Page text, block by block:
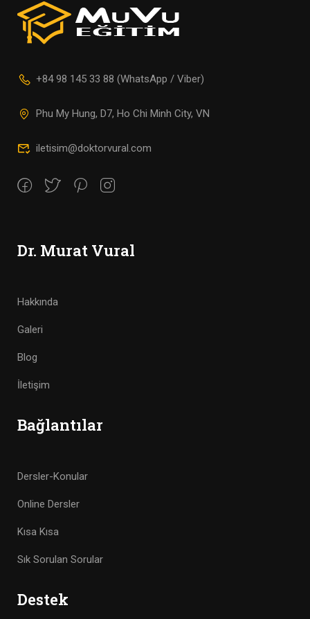
+84 98 145 33 88 (WhatsApp / Viber)
Phu My Hung, D7, Ho Chi Minh City, VN
iletisim@doktorvural.com
Dr. Murat Vural
Hakkında
Galeri
Blog
İletişim
Bağlantılar
Dersler-Konular
Online Dersler
Kısa Kısa
Sık Sorulan Sorular
Destek